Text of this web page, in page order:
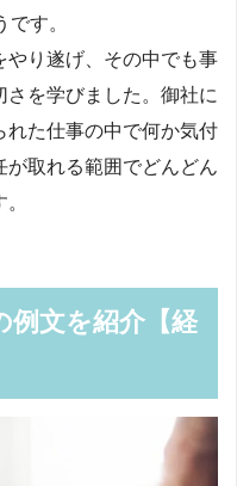
す。
やり遂げ、その中でも事
を学びました。御社に
れた仕事の中で何か気付
が取れる範囲でどんどん
例文を紹介【経